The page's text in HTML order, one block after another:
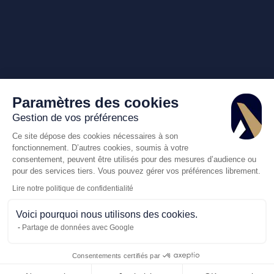
Paramètres des cookies
Gestion de vos préférences
Ce site dépose des cookies nécessaires à son
fonctionnement. D’autres cookies, soumis à votre
consentement, peuvent être utilisés pour des mesures d’audience ou
pour des services tiers. Vous pouvez gérer vos préférences librement.
Lire notre politique de confidentialité
Voici pourquoi nous utilisons des cookies.
Partage de données avec Google
Consentements certifiés par